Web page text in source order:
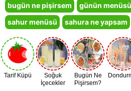
bugün ne pişirsem günün menüsü
sahur menüsü
sahura ne yapsam
Tarif Küpü
Soğuk
İçecekler
Bugün Ne
Pişirsem?